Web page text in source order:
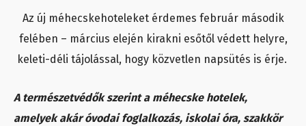
Az új méhecskehoteleket érdemes február második
felében – március elején kirakni esőtől védett helyre,
keleti-déli tájolással, hogy közvetlen napsütés is érje.
A természetvédők szerint a méhecske hotelek,
amelyek akár óvodai foglalkozás, iskolai óra, szakkör